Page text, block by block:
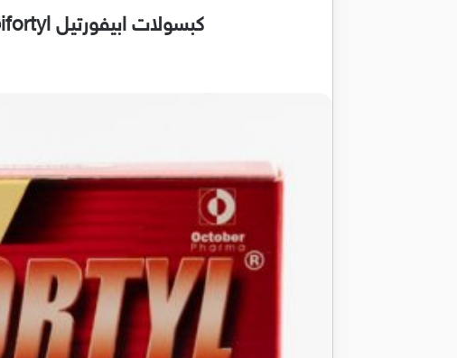
كبسولات ابيفورتيل Apifortyl خلاصة غذاء ملكات النحل المكمل الغذائي الاشهر لتقوية الجسم